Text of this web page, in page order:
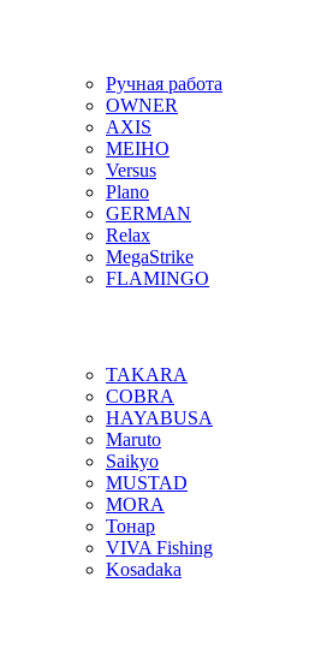
Ручная работа
OWNER
AXIS
MEIHO
Versus
Plano
GERMAN
Relax
MegaStrike
FLAMINGO
TAKARA
COBRA
HAYABUSA
Maruto
Saikyo
MUSTAD
MORA
Тонар
VIVA Fishing
Kosadaka